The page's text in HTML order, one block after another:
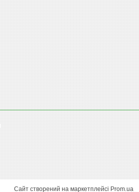
Сайт створений на маркетплейсі Prom.ua